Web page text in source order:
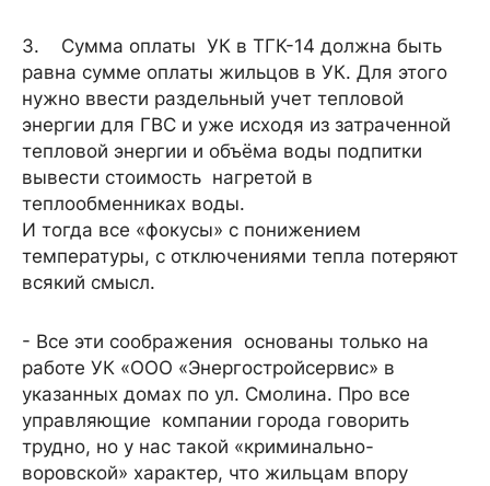
3. Сумма оплаты УК в ТГК-14 должна быть
равна сумме оплаты жильцов в УК. Для этого
нужно ввести раздельный учет тепловой
энергии для ГВС и уже исходя из затраченной
тепловой энергии и объёма воды подпитки
вывести стоимость нагретой в
теплообменниках воды.
И тогда все «фокусы» с понижением
температуры, с отключениями тепла потеряют
всякий смысл.
- Все эти соображения основаны только на
работе УК «ООО «Энергостройсервис» в
указанных домах по ул. Смолина. Про все
управляющие компании города говорить
трудно, но у нас такой «криминально-
воровской» характер, что жильцам впору